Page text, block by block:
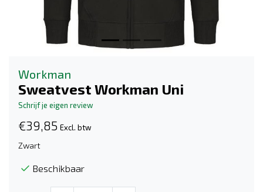
Workman
Sweatvest Workman Uni
Schrijf je eigen review
€39,85 Excl. btw
Zwart
Beschikbaar